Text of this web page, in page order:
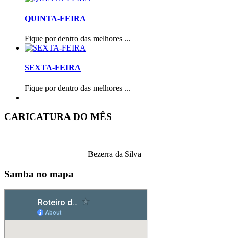
QUINTA-FEIRA
Fique por dentro das melhores ...
SEXTA-FEIRA
Fique por dentro das melhores ...
CARICATURA DO MÊS
Bezerra da Silva
Samba no mapa